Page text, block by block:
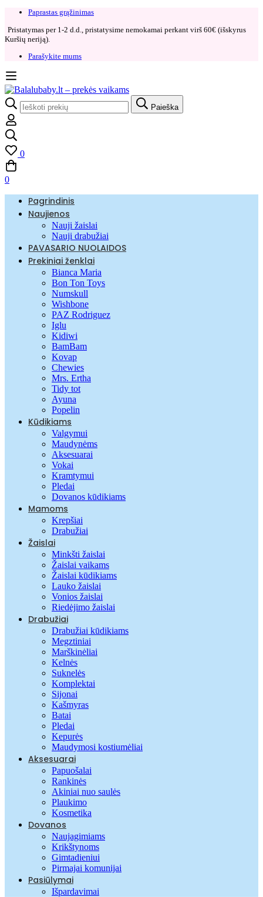
Paprastas grąžinimas​
Pristatymas per 1-2 d.d., pristatysime nemokamai perkant virš 60€ (išskyrus
Kuršių neriją).
Parašykite mums
Search
for:
Paieška
0
0
Pagrindinis
Naujienos
Nauji žaislai
Nauji drabužiai
PAVASARIO NUOLAIDOS
Prekiniai ženklai
Bianca Maria
Bon Ton Toys
Numskull
Wishbone
PAZ Rodriguez
Iglu
Kidiwi
BamBam
Kovap
Chewies
Mrs. Ertha
Tidy tot
Ayuna
Popelin
Kūdikiams
Valgymui
Maudynėms
Aksesuarai
Vokai
Kramtymui
Pledai
Dovanos kūdikiams
Mamoms
Krepšiai
Drabužiai
Žaislai
Minkšti žaislai
Žaislai vaikams
Žaislai kūdikiams
Lauko žaislai
Vonios žaislai
Riedėjimo žaislai
Drabužiai
Drabužiai kūdikiams
Megztiniai
Marškinėliai
Kelnės
Suknelės
Komplektai
Sijonai
Kašmyras
Batai
Pledai
Kepurės
Maudymosi kostiumėliai
Aksesuarai
Papuošalai
Rankinės
Akiniai nuo saulės
Plaukimo
Kosmetika
Dovanos
Naujagimiams
Krikštynoms
Gimtadieniui
Pirmajai komunijai
Pasiūlymai
Išpardavimai